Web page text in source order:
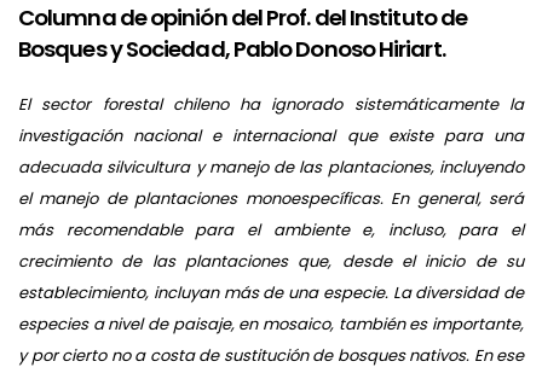
Columna de opinión del Prof. del Instituto de
Bosques y Sociedad, Pablo Donoso Hiriart.
El sector forestal chileno ha ignorado sistemáticamente la
investigación nacional e internacional que existe para una
adecuada silvicultura y manejo de las plantaciones, incluyendo
el manejo de plantaciones monoespecíficas. En general, será
más recomendable para el ambiente e, incluso, para el
crecimiento de las plantaciones que, desde el inicio de su
establecimiento, incluyan más de una especie. La diversidad de
especies a nivel de paisaje, en mosaico, también es importante,
y por cierto no a costa de sustitución de bosques nativos. En ese